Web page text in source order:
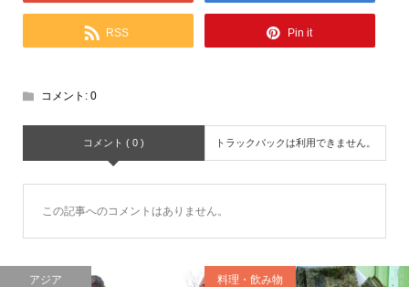
RSS Pin it
コメント: 0
コメント ( 0 ) トラックバックは利用できません。
この記事へのコメントはありません。
アジア 料理・飲み物